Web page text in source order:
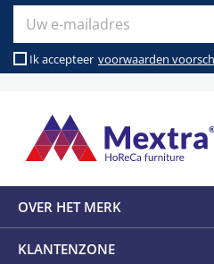
Ik accepteer voorwaarden
OVER HET MERK
KLANTENZONE